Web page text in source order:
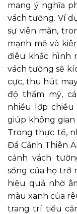
mang ý nghĩa
vách tường. Ví
sự viên mãn,
mạnh mẽ và
điêu khắc hình
vách tường sẽ
cực, thu hút
độ thẩm mỹ,
nhiều lớp
giúp không gian
Trong thực tế,
Đá Cảnh Thiên
cảnh vách
sống của họ trở
hiệu quả nhờ
màu xanh của
trang trí tiểu